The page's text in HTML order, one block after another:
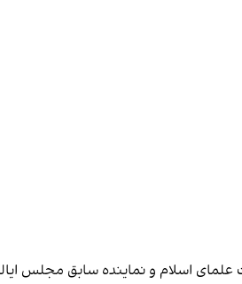
اسلام و نماینده سابق مجلس